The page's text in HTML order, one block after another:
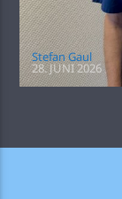
Stefan Gaul
28. JUNI 2026